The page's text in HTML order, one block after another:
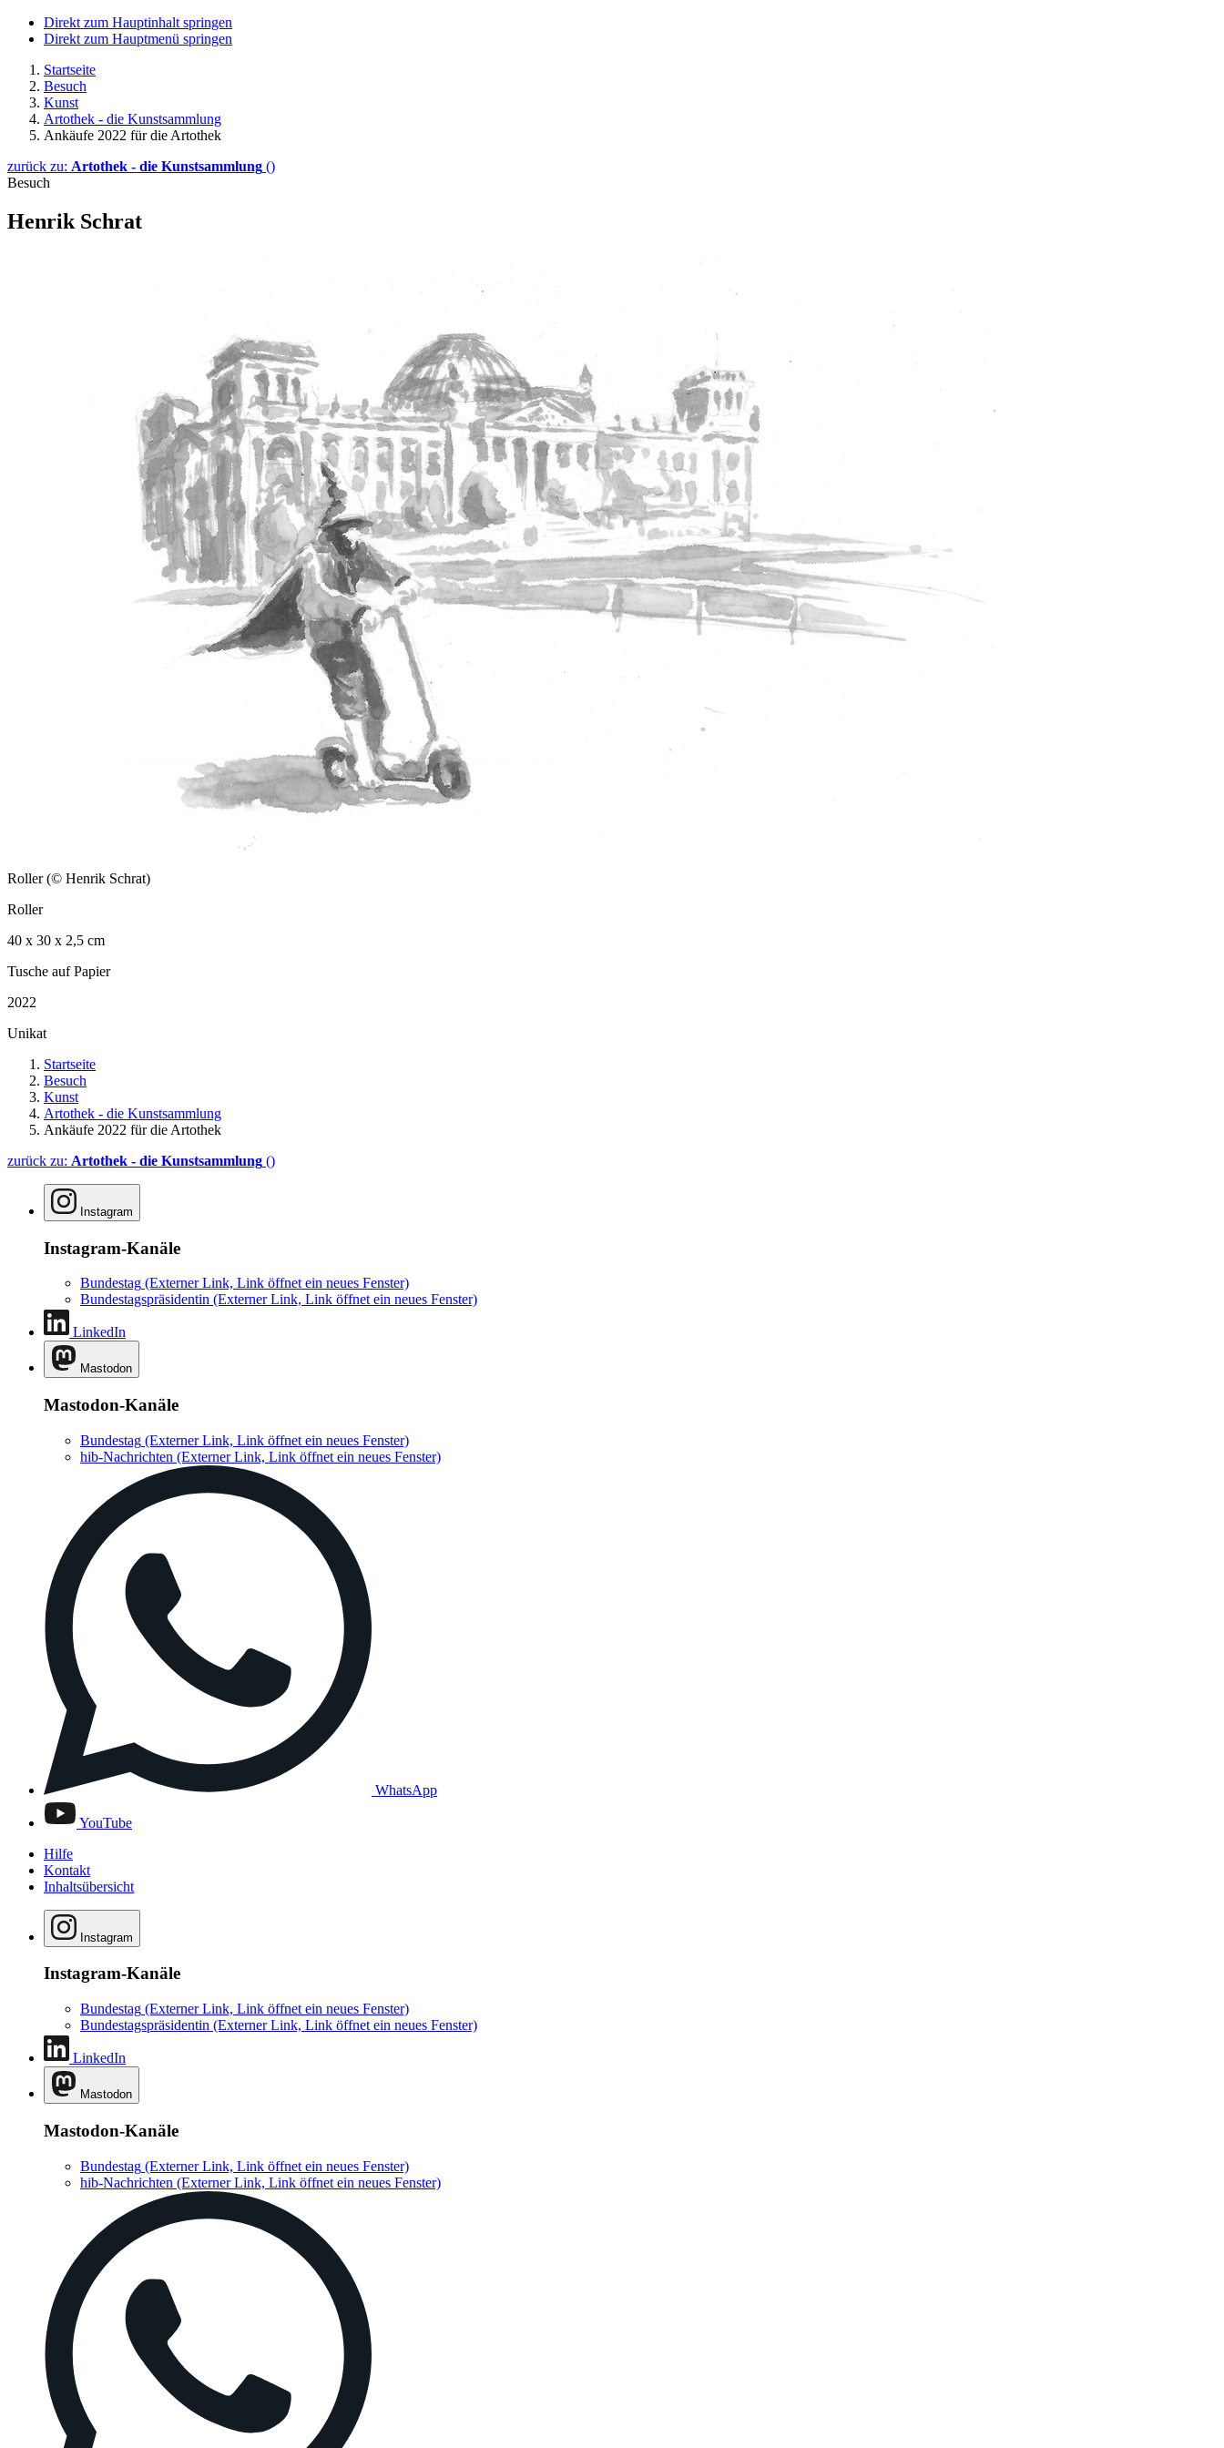
Direkt zum Hauptinhalt springen
Direkt zum Hauptmenü springen
Startseite
Besuch
Kunst
Artothek - die Kunstsammlung
Ankäufe 2022 für die Artothek
zurück zu: Artothek - die Kunstsammlung ()
Besuch
Henrik Schrat
Roller (© Henrik Schrat)
Roller
40 x 30 x 2,5 cm
Tusche auf Papier
2022
Unikat
Startseite
Besuch
Kunst
Artothek - die Kunstsammlung
Ankäufe 2022 für die Artothek
zurück zu: Artothek - die Kunstsammlung ()
Instagram
Instagram-Kanäle
Bundestag (Externer Link, Link öffnet ein neues Fenster)
Bundestagspräsidentin (Externer Link, Link öffnet ein neues Fenster)
LinkedIn
Mastodon
Mastodon-Kanäle
Bundestag (Externer Link, Link öffnet ein neues Fenster)
hib-Nachrichten (Externer Link, Link öffnet ein neues Fenster)
WhatsApp
YouTube
Hilfe
Kontakt
Inhaltsübersicht
Instagram
Instagram-Kanäle
Bundestag (Externer Link, Link öffnet ein neues Fenster)
Bundestagspräsidentin (Externer Link, Link öffnet ein neues Fenster)
LinkedIn
Mastodon
Mastodon-Kanäle
Bundestag (Externer Link, Link öffnet ein neues Fenster)
hib-Nachrichten (Externer Link, Link öffnet ein neues Fenster)